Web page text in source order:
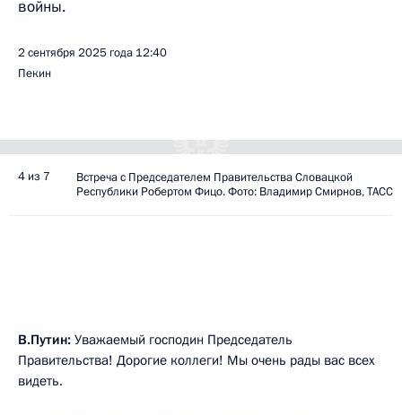
войны.
2 сентября 2025 года 12:40
Пекин
4 из 7
Встреча с Председателем Правительства Словацкой
Республики Робертом Фицо. Фото: Владимир Смирнов, ТАСС
В.Путин: Уважаемый господин Председатель
Правительства! Дорогие коллеги! Мы очень рады вас всех
видеть.